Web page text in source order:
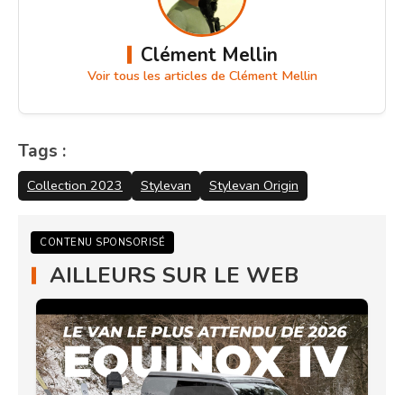
Clément Mellin
Voir tous les articles de Clément Mellin
Tags :
Collection 2023 Stylevan Stylevan Origin
CONTENU SPONSORISÉ
AILLEURS SUR LE WEB